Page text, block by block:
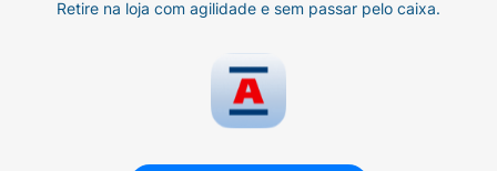
Retire na loja com agilidade e sem passar pelo caixa.